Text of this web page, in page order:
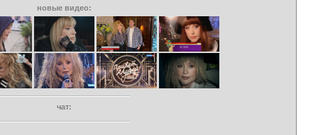
новые видео:
чат: